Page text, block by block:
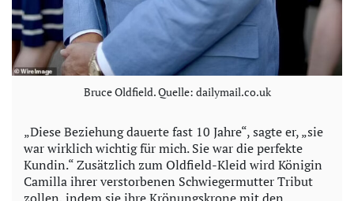
Bruce Oldfield. Quelle: dailymail.co.uk
„Diese Beziehung dauerte fast 10 Jahre“, sagte er, „sie
war wirklich wichtig für mich. Sie war die perfekte
Kundin.“ Zusätzlich zum Oldfield-Kleid wird Königin
Camilla ihrer verstorbenen Schwiegermutter Tribut
zollen, indem sie ihre Krönungskrone mit den